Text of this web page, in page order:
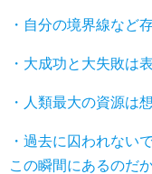
・自分の境界線など
・大成功と大失敗は
・人類最大の資源は
・過去に囚われな
この瞬間にあるのだ